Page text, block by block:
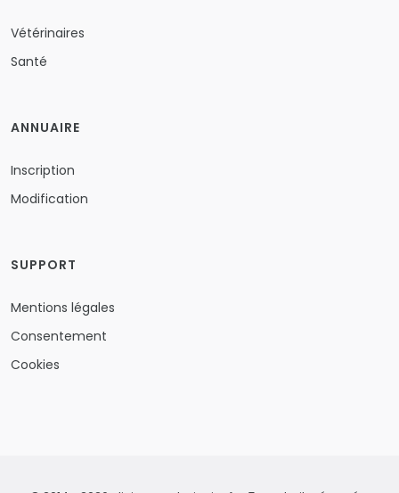
Vétérinaires
Santé
ANNUAIRE
Inscription
Modification
SUPPORT
Mentions légales
Consentement
Cookies